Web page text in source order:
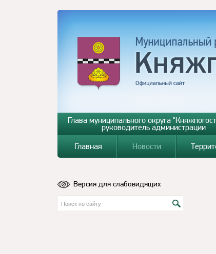
Глава муниципального округа
руководитель администрации
Главная Новости
Версия для слабовидящих